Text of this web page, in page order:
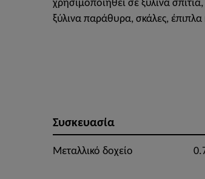
χρησιμοποιηθεί σε ξύλινα
ξύλινα παράθυρα, σκάλες, έπιπλα
Συσκευασία
Μεταλλικό δοχείο